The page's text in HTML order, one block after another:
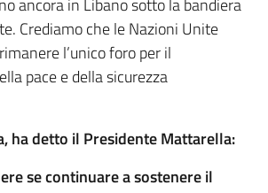
ancora in Libano sotto la bandiera
Crediamo che le Nazioni Unite
l’unico foro per il
pace e della sicurezza
ha detto il Presidente Mattarella:
se continuare a sostenere il